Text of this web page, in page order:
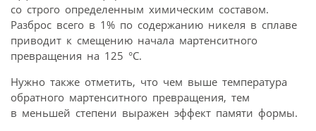
со строго определенным химическим составом.
Разброс всего в 1% по содержанию никеля в сплаве
приводит к смещению начала мартенситного
превращения на 125 °С.
Нужно также отметить, что чем выше температура
обратного мартенситного превращения, тем
в меньшей степени выражен эффект памяти формы.